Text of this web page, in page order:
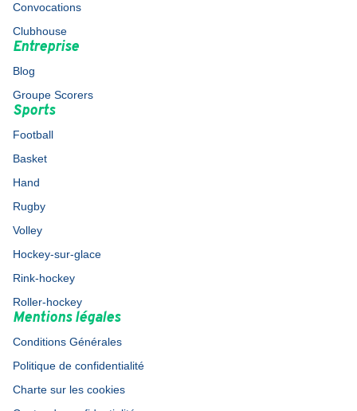
Convocations
Clubhouse
Entreprise
Blog
Groupe Scorers
Sports
Football
Basket
Hand
Rugby
Volley
Hockey-sur-glace
Rink-hockey
Roller-hockey
Mentions légales
Conditions Générales
Politique de confidentialité
Charte sur les cookies